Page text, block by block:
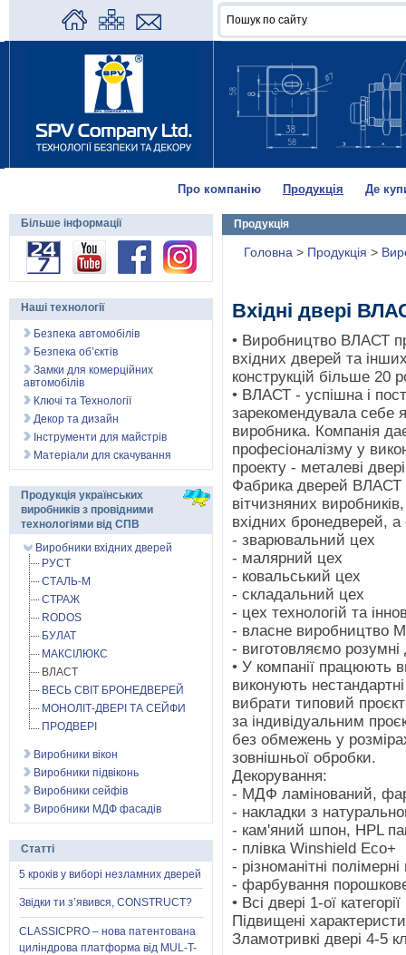
Про компанію Продукція Де
Продукція
Головна > Продукція >
Вхідні двері
• Виробництво ВЛАСТ
вхідних дверей та
конструкцій більше 20
• ВЛАСТ - успішна і
зарекомендувала себе
виробника. Компанія
професіоналізму у
проекту - металеві
Фабрика дверей ВЛАСТ
вітчизняних
вхідних бронедверей,
- зварювальний цех
- малярний цех
- ковальський цех
- складальний цех
- цех технологій та
- власне виробництво
- виготовляємо розумні
• У компанії працюють
виконують
вибрати типовий
за індивідуальним
без обмежень у
зовнішньої обробки.
Декорування:
- МДФ ламінований,
- накладки з
- кам'яний шпон, HPL
- плівка Winshield Eco+
- різноманітні
- фарбування
• Всі двері 1-ої
Підвищені
Зламотривкі двері 4-5
Більше інформації
Наші технології
Безпека автомобілів
Безпека об’єктів
Замки для комерційних
автомобілів
Ключі та Технології
Декор та дизайн
Інструменти для майстрів
Матеріали для скачування
Продукція українських
виробників з провідними
технологіями від СПВ
Виробники вхідних дверей
РУСТ
СТАЛЬ-М
СТРАЖ
RODOS
БУЛАТ
МАКСІЛЮКС
ВЛАСТ
ВЕСЬ СВІТ БРОНЕДВЕРЕЙ
МОНОЛІТ-ДВЕРІ ТА СЕЙФИ
ПРОДВЕРІ
Виробники вікон
Виробники підвіконь
Виробники сейфів
Виробники МДФ фасадів
Статті
5 кроків у виборі незламних дверей
Звідки ти з’явився, CONSTRUCT?
CLASSICPRO – нова патентована
циліндрова платформа від MUL-T-